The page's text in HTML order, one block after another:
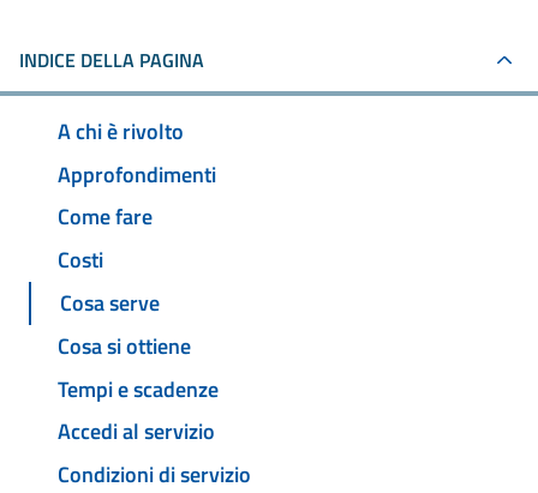
INDICE DELLA PAGINA
A chi è rivolto
Approfondimenti
Come fare
Costi
Cosa serve
Cosa si ottiene
Tempi e scadenze
Accedi al servizio
Condizioni di servizio